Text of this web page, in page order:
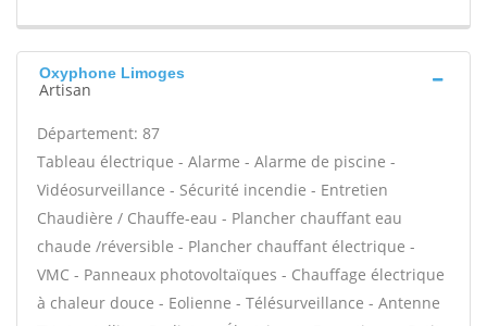
Oxyphone Limoges
Artisan
Département: 87
Tableau électrique - Alarme - Alarme de piscine -
Vidéosurveillance - Sécurité incendie - Entretien
Chaudière / Chauffe-eau - Plancher chauffant eau
chaude /réversible - Plancher chauffant électrique -
VMC - Panneaux photovoltaïques - Chauffage électrique
à chaleur douce - Eolienne - Télésurveillance - Antenne